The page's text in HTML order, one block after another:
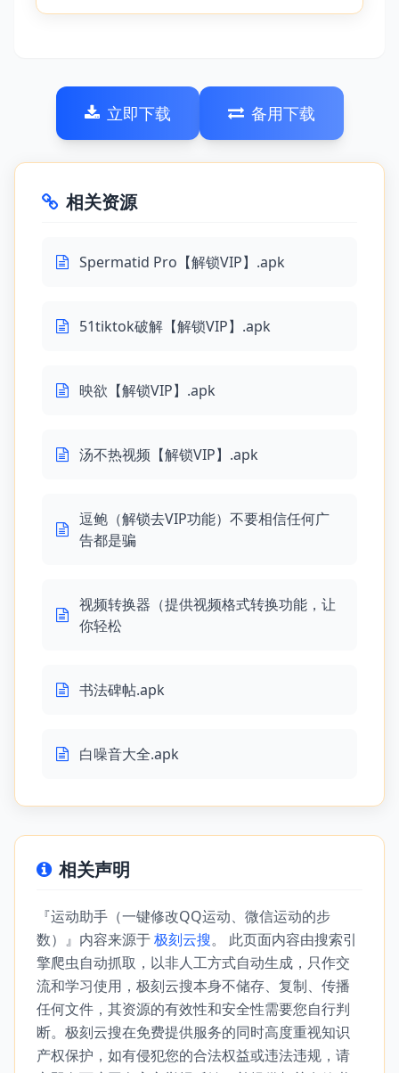
立即下载 备用下载
相关资源
Spermatid Pro【解锁VIP】.apk
51tiktok破解【解锁VIP】.apk
映欲【解锁VIP】.apk
汤不热视频【解锁VIP】.apk
逗鲍（解锁去VIP功能）不要相信任何广
告都是骗
视频转换器（提供视频格式转换功能，让
你轻松
书法碑帖.apk
白噪音大全.apk
相关声明
『运动助手（一键修改QQ运动、微信运动的步
数）』内容来源于极刻云搜。 此页面内容由搜索引
擎爬虫自动抓取，以非人工方式自动生成，只作交
流和学习使用，极刻云搜本身不储存、复制、传播
任何文件，其资源的有效性和安全性需要您自行判
断。极刻云搜在免费提供服务的同时高度重视知识
产权保护，如有侵犯您的合法权益或违法违规，请